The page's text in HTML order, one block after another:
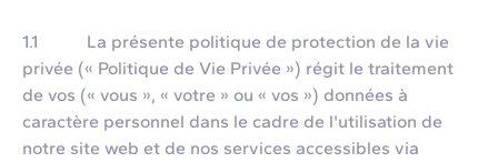
1.1 La présente politique de protection de la vie
privée (« Politique de Vie Privée ») régit le traitement
de vos (« vous », « votre » ou « vos ») données à
caractère personnel dans le cadre de l'utilisation de
notre site web et de nos services accessibles via